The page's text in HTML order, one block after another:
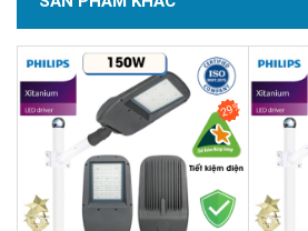
Vỏ nhôm đúc chống oxy hóa, bề mặt
>>> Xem thêm: Đèn led dùng điện
Độ sáng cao chỉ từ 85.000đ
An toàn và thân thiện
Đèn led 100W
không chứa thủy
SẢN PHẨM DỊCH VỤ CHẤT
29%